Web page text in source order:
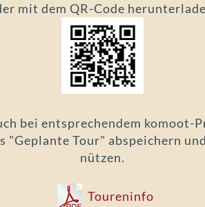
mit dem QR-Code
bei entsprechendem komoot-
"Geplante Tour" abspeichern
nützen.
Toureninfo